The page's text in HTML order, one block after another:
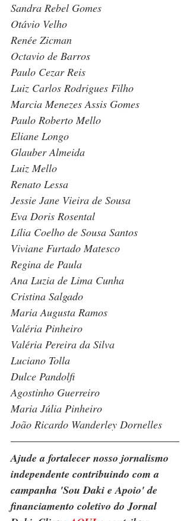
Sandra Rebel Gomes
Otávio Velho
Renée Zicman
Octavio de Barros
Paulo Cezar Reis
Luiz Carlos Rodrigues Filho
Marcia Menezes Assis Gomes
Paulo Roberto Mello
Eliane Longo
Glauber Almeida
Luiz Mello
Renato Lessa
Jessie Jane Vieira de Sousa
Eva Doris Rosental
Lília Coelho de Sousa Santos
Viviane Furtado Matesco
Regina de Paula
Ana Luzia de Lima Cunha
Cristina Salgado
Maria Augusta Ramos
Valéria Pinheiro
Valéria Pereira da Silva
Luciano Tolla
Dulce Pandolfi
Agostinho Guerreiro
Maria Júlia Pinheiro
João Ricardo Wanderley Dornelles
Ajude a fortalecer nosso jornalismo
independente contribuindo com a
campanha 'Sou Daki e Apoio' de
financiamento coletivo do Jornal